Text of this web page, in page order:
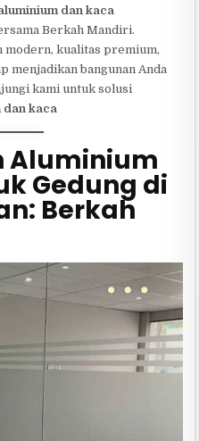
KACA
GEDUNG
DI
JAKARTA
SELATAN
dan kaca
Berkah Mandiri.
modern, kualitas premium,
menjadikan bangunan Anda
kami untuk solusi
dan kaca
Aluminium
Gedung di
Berkah